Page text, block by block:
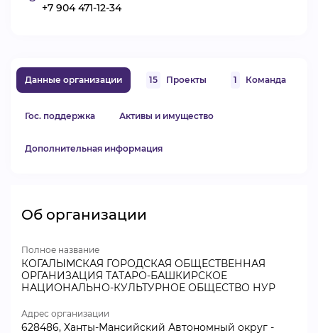
+7 904 471-12-34
Данные организации 15 Проекты 1 Команда
Гос. поддержка Активы и имущество
Дополнительная информация
Об организации
Полное название
КОГАЛЫМСКАЯ ГОРОДСКАЯ ОБЩЕСТВЕННАЯ
ОРГАНИЗАЦИЯ ТАТАРО-БАШКИРСКОЕ
НАЦИОНАЛЬНО-КУЛЬТУРНОЕ ОБЩЕСТВО НУР
Адрес организации
628486, Ханты-Мансийский Автономный округ -